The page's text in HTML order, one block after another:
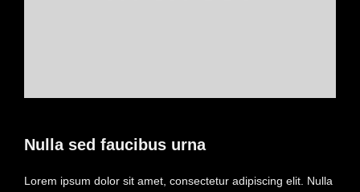
Nulla sed faucibus urna
Lorem ipsum dolor sit amet, consectetur adipiscing elit. Nulla